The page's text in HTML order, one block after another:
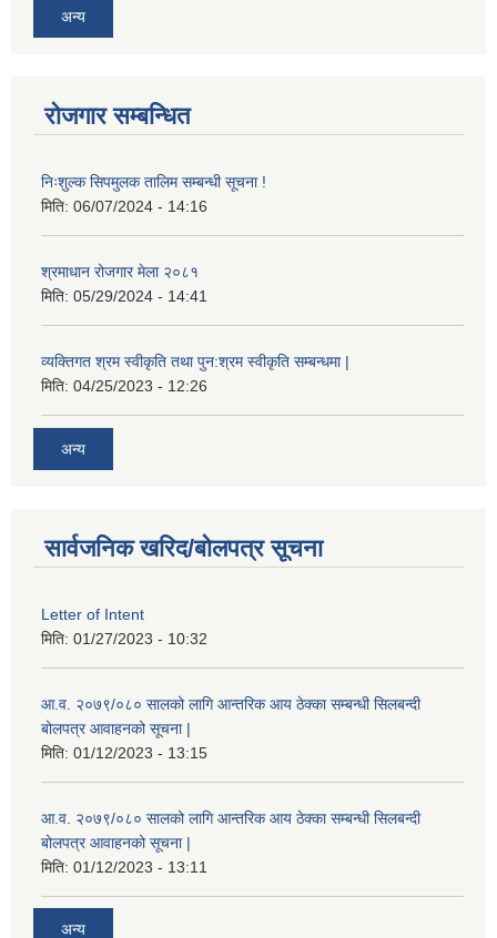
अन्य
रोजगार सम्बन्धित
निःशुल्क सिपमुलक तालिम सम्बन्धी सूचना !
मिति: 06/07/2024 - 14:16
श्रमाधान रोजगार मेला २०८१
मिति: 05/29/2024 - 14:41
व्यक्तिगत श्रम स्वीकृति तथा पुन:श्रम स्वीकृति सम्बन्धमा |
मिति: 04/25/2023 - 12:26
अन्य
सार्वजनिक खरिद/बोलपत्र सूचना
Letter of Intent
मिति: 01/27/2023 - 10:32
आ.व. २०७९/०८० सालको लागि आन्तरिक आय ठेक्का सम्बन्धी सिलबन्दी
बोलपत्र आवाहनको सूचना |
मिति: 01/12/2023 - 13:15
आ.व. २०७९/०८० सालको लागि आन्तरिक आय ठेक्का सम्बन्धी सिलबन्दी
बोलपत्र आवाहनको सूचना |
मिति: 01/12/2023 - 13:11
अन्य